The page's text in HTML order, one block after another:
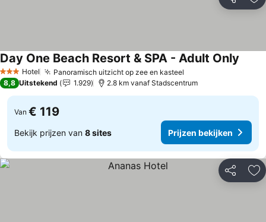
Delen
3 SterrenHotel Panoramisch uitzicht op zee en kasteel
Day One Beach Resort & SPA - Adult Only
8,8 Uitstekend 1.929 2.8 km vanaf Stadscentrum
Van € 119
Bekijk prijzen van 8 sites Prijzen bekijken
Delen